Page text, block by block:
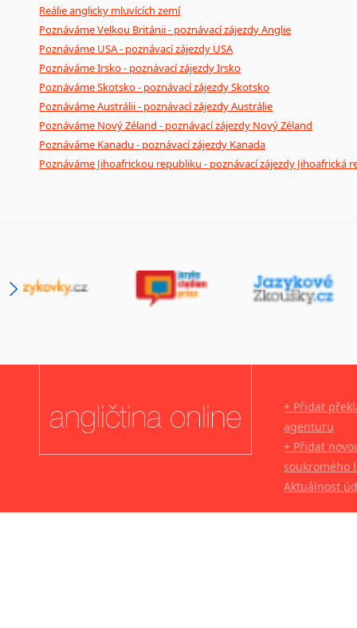
Reálie anglicky mluvících zemí
Poznáváme Velkou Británii - poznávací zájezdy Anglie
Poznáváme USA - poznávací zájezdy USA
Poznáváme Irsko - poznávací zájezdy Irsko
Poznáváme Skotsko - poznávací zájezdy Skotsko
Poznáváme Austrálii - poznávací zájezdy Austrálie
Poznáváme Nový Zéland - poznávací zájezdy Nový Zéland
Poznáváme Kanadu - poznávací zájezdy Kanada
Poznáváme Jihoafrickou republiku - poznávací zájezdy Jihoafrická
+ Přidat
agenturu
+ Přidat
soukromého
Aktuálnost